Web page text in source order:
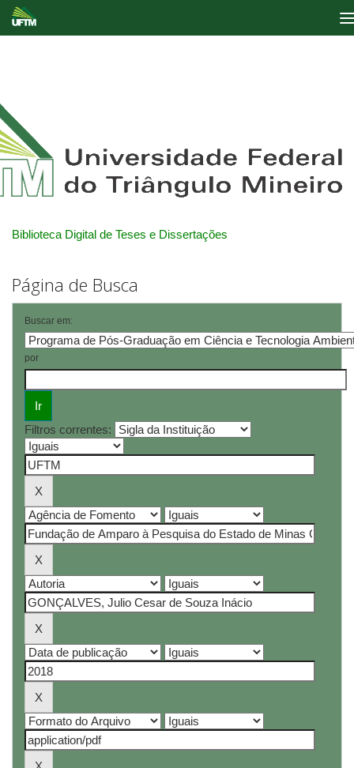
Biblioteca Digital de Teses e Dissertações
Página de Busca
Buscar em:
por
Filtros correntes: